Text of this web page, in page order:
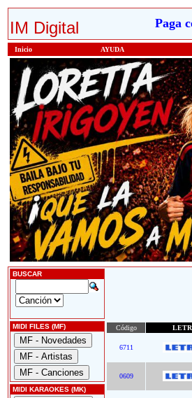
IM Digital Paga
Inicio AYUDA
BUSCAR
MIDI FILES (MF)
MIDI KARAOKES (MK)
Código
6711
0609